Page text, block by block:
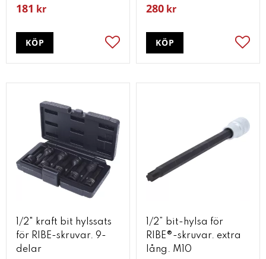
181 kr
Lägg till i favoriter
KÖP
280 kr
KÖP
1/2" kraft bit hylssats
för RIBE-skruvar. 9-
delar
1/2” bit-hylsa för
RIBE®-skruvar. extra
lång. M10